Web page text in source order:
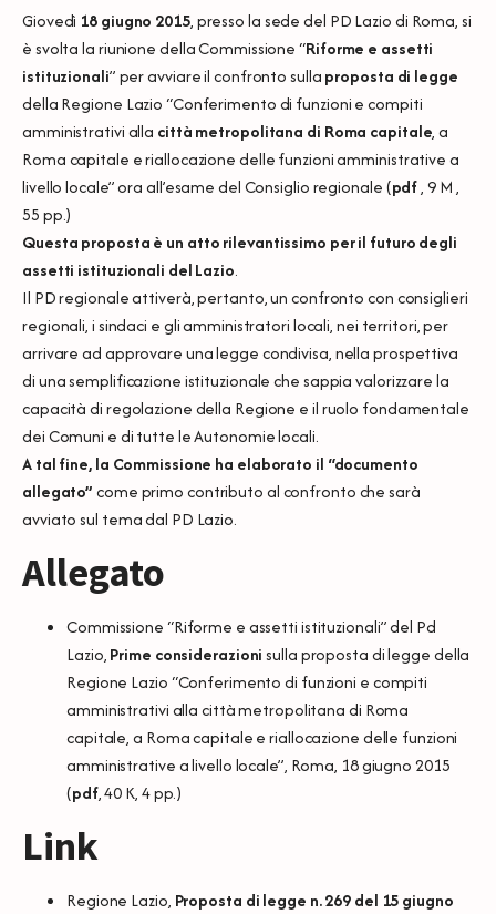
Giovedì 18 giugno 2015, presso la sede del PD Lazio di Roma, si
è svolta la riunione della Commissione “Riforme e assetti
istituzionali” per avviare il confronto sullaproposta di legge
della Regione Lazio “Conferimento di funzioni e compiti
amministrativi alla città metropolitana di Roma capitale, a
Roma capitale e riallocazione delle funzioni amministrative a
livello locale” ora all’esame del Consiglio regionale (pdf, 9 M ,
55 pp.)
Questa proposta è un atto rilevantissimo per il futuro degli
assetti istituzionali del Lazio.
Il PD regionale attiverà, pertanto, un confronto con consiglieri
regionali, i sindaci e gli amministratori locali, nei territori, per
arrivare ad approvare una legge condivisa, nella prospettiva
di una semplificazione istituzionale che sappia valorizzare la
capacità di regolazione della Regione e il ruolo fondamentale
dei Comuni e di tutte le Autonomie locali.
A tal fine, la Commissione ha elaborato il “documento
allegato”come primo contributo al confronto che sarà
avviato sul tema dal PD Lazio.
Allegato
Commissione “Riforme e assetti istituzionali” del Pd
Lazio,Prime considerazionisulla proposta di legge della
Regione Lazio “Conferimento di funzioni e compiti
amministrativi alla città metropolitana di Roma
capitale, a Roma capitale e riallocazione delle funzioni
amministrative a livello locale”, Roma, 18 giugno 2015
(pdf, 40 K, 4 pp.)
Link
Regione Lazio, Proposta di legge n. 269 del 15 giugno